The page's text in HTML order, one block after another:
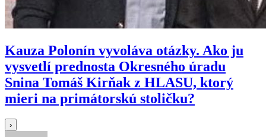
Kauza Polonín vyvoláva otázky. Ako ju
vysvetlí prednosta Okresného úradu
Snina Tomáš Kirňak z HLASU, ktorý
mieri na primátorskú stoličku?
›